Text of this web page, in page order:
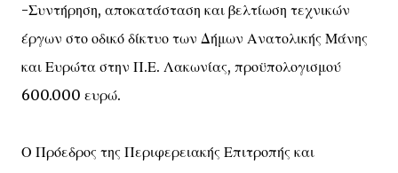
-Συντήρηση, αποκατάσταση και βελτίωση τεχνικών
έργων στο οδικό δίκτυο των Δήμων Ανατολικής Μάνης
και Ευρώτα στην Π.Ε. Λακωνίας, προϋπολογισμού
600.000 ευρώ.
Ο Πρόεδρος της Περιφερειακής Επιτροπής και